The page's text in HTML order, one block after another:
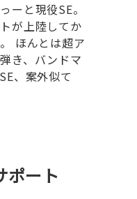
と現役SE。
が上陸してか
ほんとは超ア
き、バンドマ
、案外似て
ポート